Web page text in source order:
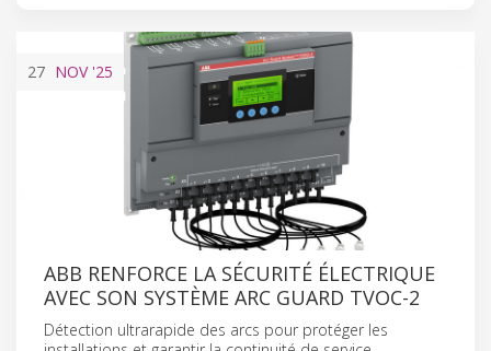
27 NOV'25
ABB RENFORCE LA SÉCURITÉ ÉLECTRIQUE
AVEC SON SYSTÈME ARC GUARD TVOC-2
Détection ultrarapide des arcs pour protéger les